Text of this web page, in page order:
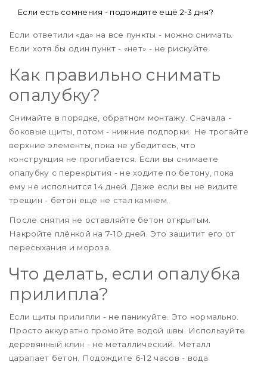
Если есть сомнения - подождите ещё 2-3 дня?
Если ответили «да» на все пункты - можно снимать.
Если хотя бы один пункт - «нет» - не рискуйте.
Как правильно снимать
опалубку?
Снимайте в порядке, обратном монтажу. Сначала -
боковые щиты, потом - нижние подпорки. Не трогайте
верхние элементы, пока не убедитесь, что
конструкция не прогибается. Если вы снимаете
опалубку с перекрытия - не ходите по бетону, пока
ему не исполнится 14 дней. Даже если вы не видите
трещин - бетон ещё не стал камнем.
После снятия не оставляйте бетон открытым.
Накройте плёнкой на 7-10 дней. Это защитит его от
пересыхания и мороза.
Что делать, если опалубка
прилипла?
Если щиты прилипли - не паникуйте. Это нормально.
Просто аккуратно промойте водой швы. Используйте
деревянный клин - не металлический. Металл
царапает бетон. Подождите 6-12 часов - вода